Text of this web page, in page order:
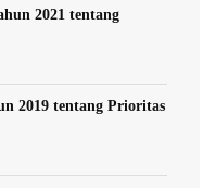
2021 tentang
2019 tentang Prioritas